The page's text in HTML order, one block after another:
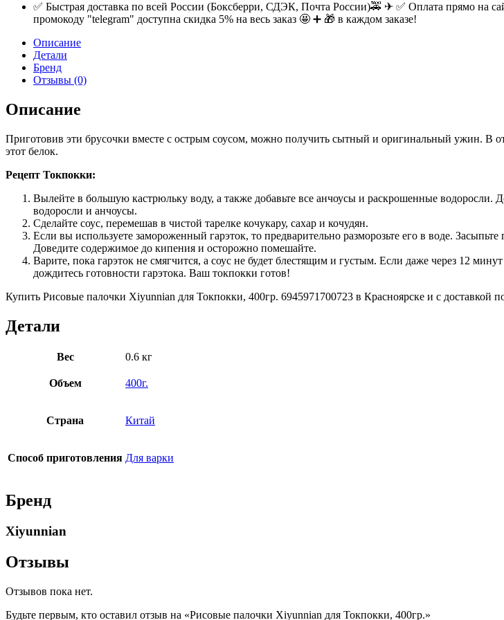
✅ Быстрая доставка по всей России (Боксберри, СДЭК, Почта России)🚕 ✈ ✅ Оплата прямо на
промокоду "telegram" доступна скидка 5% на весь заказ 🤩 ➕ 🎁 в каждом заказе!
Описание
Детали
Бренд
Отзывы (0)
Описание
Приготовив эти брусочки вместе с острым соусом, можно получить сытный и оригинальный ужин. В
этот белок.
Рецепт Токпокки:
Вылейте в большую кастрюльку воду, а также добавьте все анчоусы и раскрошенные
водоросли и анчоусы.
Сделайте соус, перемешав в чистой тарелке кочукару, сахар и кочудян.
Если вы используете замороженный гарэток, то предварительно разморозьте его в воде.
Доведите содержимое до кипения и осторожно помешайте.
Варите, пока гарэток не смягчится, а соус не будет блестящим и густым. Если даже через 12
дождитесь готовности гарэтока. Ваш токпокки готов!
Купить Рисовые палочки Xiyunnian для Токпокки, 400гр. 6945971700723 в Красноярске и с доставкой
Детали
Вес 0.6 кг
Объем 400г.
Страна Китай
Способ приготовления Для варки
Бренд
Xiyunnian
Отзывы
Отзывов пока нет.
Будьте первым, кто оставил отзыв на «Рисовые палочки Xiyunnian для Токпокки, 400гр.»